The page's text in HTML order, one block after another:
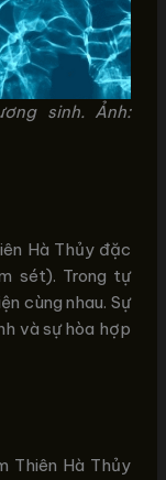
sinh. Ảnh:
Hà Thủy đặc
sét). Trong tự
cùng nhau. Sự
và sự hòa hợp
Thiên Hà Thủy